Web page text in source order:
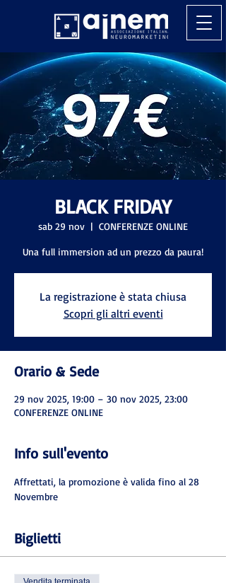
BLACK FRIDAY
sab 29 nov
  |
CONFERENZE ONLINE
Una full immersion ad un prezzo da paura!
La registrazione è stata chiusa
Scopri gli altri eventi
Orario & Sede
29 nov 2025, 19:00 – 30 nov 2025, 23:00
CONFERENZE ONLINE
Info sull'evento
Affrettati, la promozione è valida fino al 28
Novembre
Biglietti